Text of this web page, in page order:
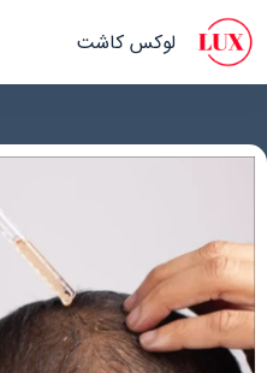
پرش
محتوا
لوکس کاشت